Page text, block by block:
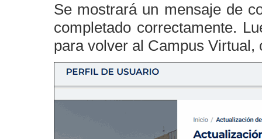
Se mostrará un mensaje de
completado correctamente.
para volver al Campus Virtual,